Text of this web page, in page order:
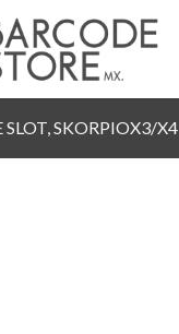
SLOT, SKORPIOX3/X4